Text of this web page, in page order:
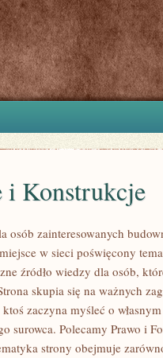
i Konstrukcje
osób zainteresowanych
w sieci poświęcony
źródło wiedzy dla osób,
skupia się na ważnych
zaczyna myśleć o
surowca. Polecamy Prawo i
strony obejmuje